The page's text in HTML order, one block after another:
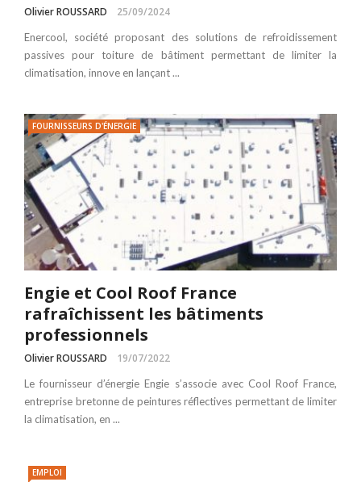
Olivier ROUSSARD 25/09/2024
Enercool, société proposant des solutions de refroidissement
passives pour toiture de bâtiment permettant de limiter la
climatisation, innove en lançant ...
FOURNISSEURS D'ÉNERGIE
Engie et Cool Roof France
rafraîchissent les bâtiments
professionnels
Olivier ROUSSARD 19/07/2022
Le fournisseur d’énergie Engie s’associe avec Cool Roof France,
entreprise bretonne de peintures réflectives permettant de limiter
la climatisation, en ...
EMPLOI